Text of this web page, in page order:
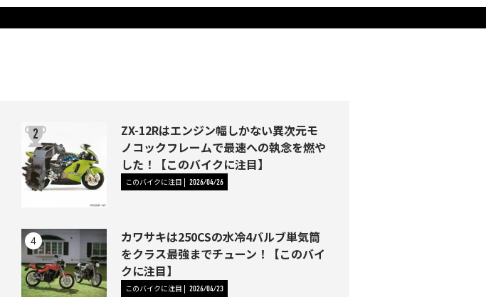
ZX-12Rはエンジン幅しかない異次元モ
ノコックフレームで最速への執念を燃や
した！【このバイクに注目】
このバイクに注目 2026/04/26
カワサキは250CSの水冷4バルブ単気筒
をクラス最強までチューン！【このバイ
クに注目】
このバイクに注目 2026/04/23